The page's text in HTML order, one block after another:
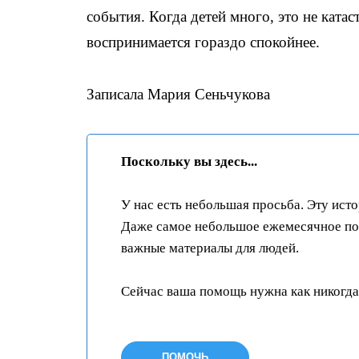
события. Когда детей много, это не
воспринимается гораздо спокойнее.
Записала Мария Сеньчукова
Поскольку вы здесь...
У нас есть небольшая просьба. Эту
Даже самое небольшое ежемесячное
важные материалы для людей.
Сейчас ваша помощь нужна как